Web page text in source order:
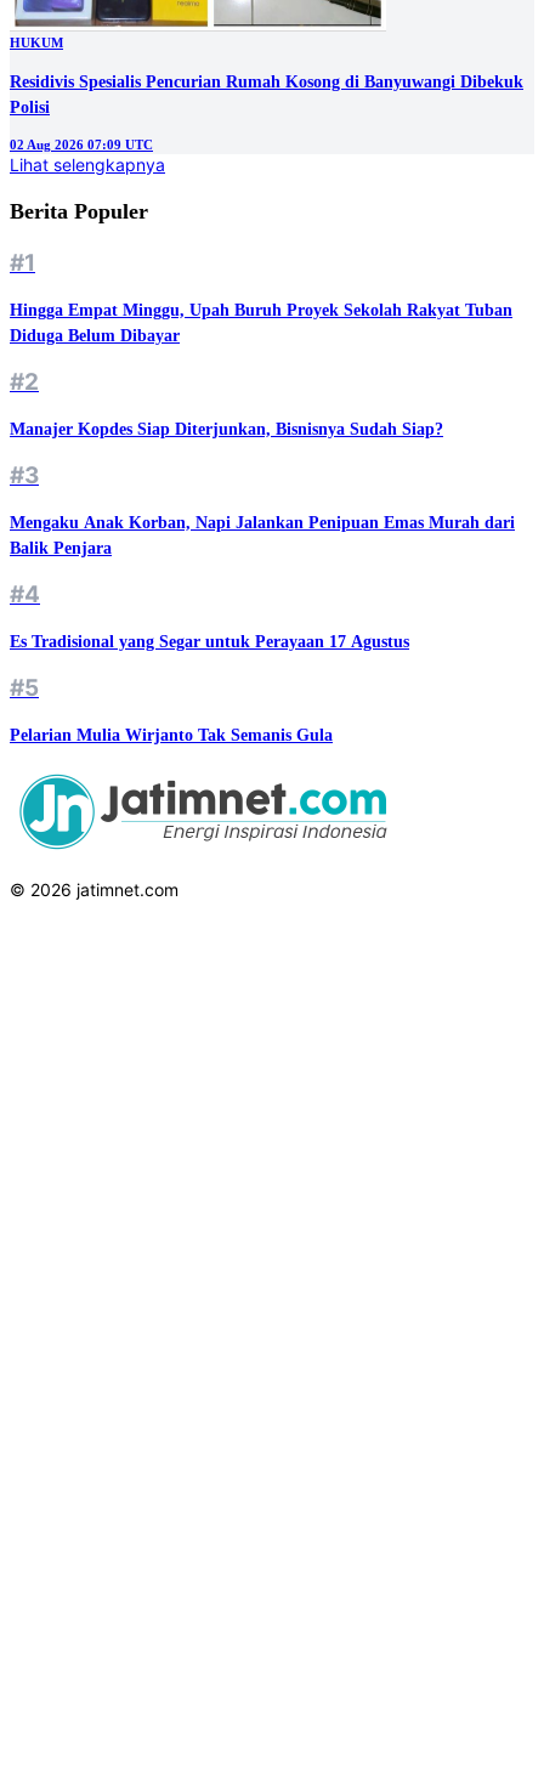
HUKUM
Residivis Spesialis Pencurian Rumah Kosong di Banyuwangi Dibekuk
Polisi
02 Aug 2026 07:09 UTC
Lihat selengkapnya
Berita Populer
#1
Hingga Empat Minggu, Upah Buruh Proyek Sekolah Rakyat Tuban
Diduga Belum Dibayar
#2
Manajer Kopdes Siap Diterjunkan, Bisnisnya Sudah Siap?
#3
Mengaku Anak Korban, Napi Jalankan Penipuan Emas Murah dari
Balik Penjara
#4
Es Tradisional yang Segar untuk Perayaan 17 Agustus
#5
Pelarian Mulia Wirjanto Tak Semanis Gula
© 2026 jatimnet.com